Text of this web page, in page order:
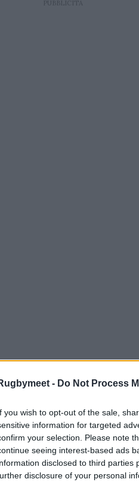
- Do Not Process
you wish to opt-out of the sale,
information for targeted
your selection. Please note
seeing interest-based ads
disclosed to third parties
disclosure of your personal
B